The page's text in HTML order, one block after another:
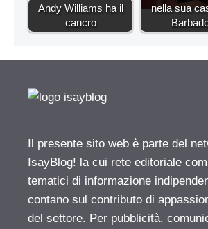
Andy Williams ha il
cancro
nella sua
Il presente sito web è parte del
IsayBlog! la cui rete editoriale
tematici di informazione
contano sul contributo di
del settore. Per pubblicità,